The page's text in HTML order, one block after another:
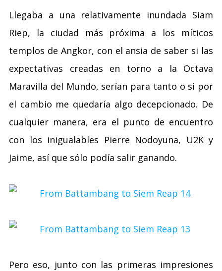
Llegaba a una relativamente inundada Siam
Riep, la ciudad más próxima a los míticos
templos de Angkor, con el ansia de saber si las
expectativas creadas en torno a la Octava
Maravilla del Mundo, serían para tanto o si por
el cambio me quedaría algo decepcionado. De
cualquier manera, era el punto de encuentro
con los inigualables Pierre Nodoyuna, U2K y
Jaime, así que sólo podía salir ganando.
Pero eso, junto con las primeras impresiones